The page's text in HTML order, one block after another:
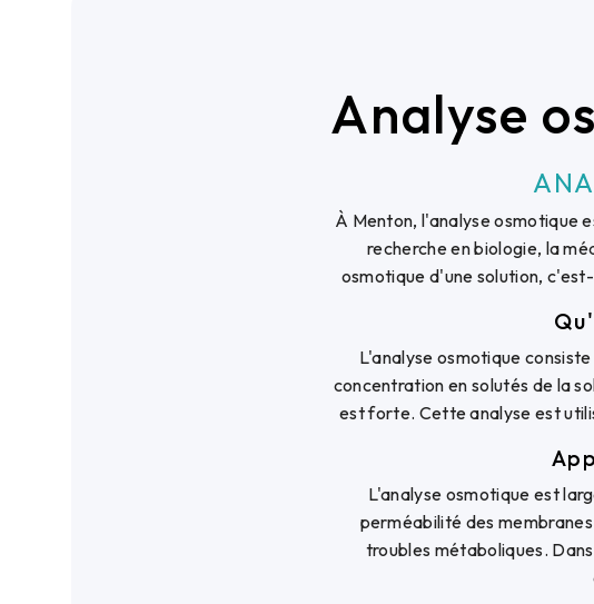
Analyse
À Menton, l'analyse osmotique
recherche en biologie, la
osmotique d'une solution,
L'analyse osmotique
concentration en solutés de la
est forte. Cette analyse est
L'analyse osmotique est
perméabilité des
troubles métaboliques.